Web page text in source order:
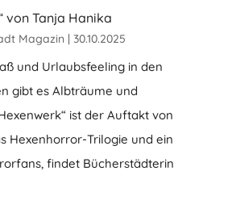
von Tanja Hanika
Magazin | 30.10.2025
und Urlaubsfeeling in den
gibt es Albträume und
ist der Auftakt von
Hexenhorror-Trilogie und ein
findet Bücherstädterin